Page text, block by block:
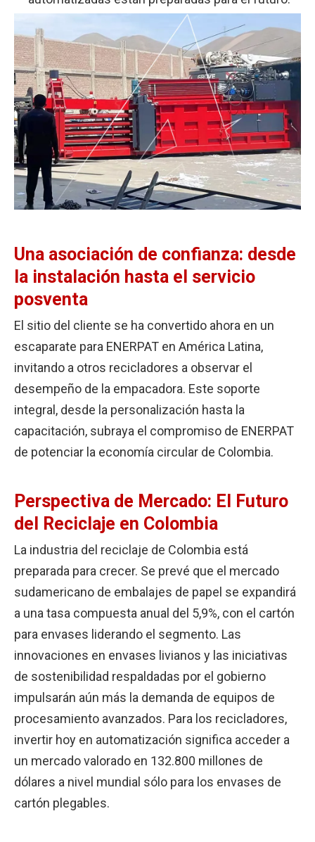
Una asociación de confianza: desde
la instalación hasta el servicio
posventa
El sitio del cliente se ha convertido ahora en un
escaparate para ENERPAT en América Latina,
invitando a otros recicladores a observar el
desempeño de la empacadora. Este soporte
integral, desde la personalización hasta la
capacitación, subraya el compromiso de ENERPAT
de potenciar la economía circular de Colombia.
Perspectiva de Mercado: El Futuro
del Reciclaje en Colombia
La industria del reciclaje de Colombia está
preparada para crecer. Se prevé que el mercado
sudamericano de embalajes de papel se expandirá
a una tasa compuesta anual del 5,9%, con el cartón
para envases liderando el segmento. Las
innovaciones en envases livianos y las iniciativas
de sostenibilidad respaldadas por el gobierno
impulsarán aún más la demanda de equipos de
procesamiento avanzados. Para los recicladores,
invertir hoy en automatización significa acceder a
un mercado valorado en 132.800 millones de
dólares a nivel mundial sólo para los envases de
cartón plegables.